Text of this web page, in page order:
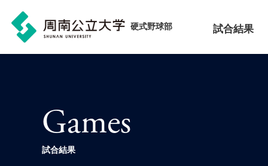
硬式野球部 試合結果
Games
試合結果